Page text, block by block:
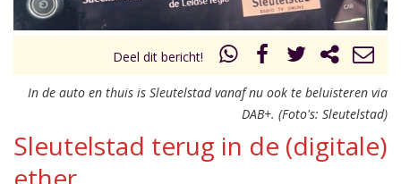
Deel dit bericht!
In de auto en thuis is Sleutelstad vanaf nu ook te beluisteren via
DAB+. (Foto's: Sleutelstad)
Sleutelstad terug in de (digitale)